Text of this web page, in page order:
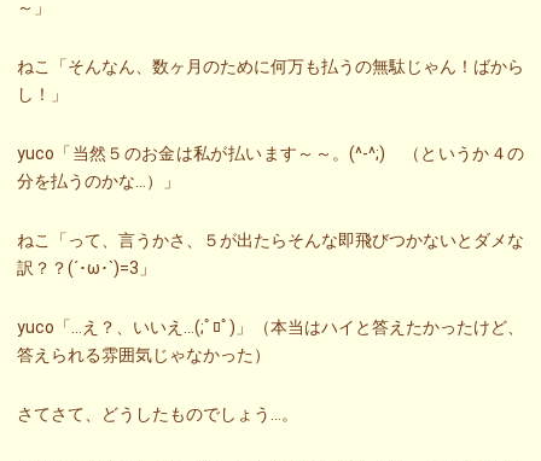
～」
ねこ「そんなん、数ヶ月のために何万も払うの無駄じゃん！ばから
し！」
yuco「当然５のお金は私が払います～～。(^-^;) （というか４の
分を払うのかな…）」
ねこ「って、言うかさ、５が出たらそんな即飛びつかないとダメな
訳？？(´･ω･`)=3」
yuco「…え？、いいえ…(;ﾟﾛﾟ)」（本当はハイと答えたかったけど、
答えられる雰囲気じゃなかった）
さてさて、どうしたものでしょう…。